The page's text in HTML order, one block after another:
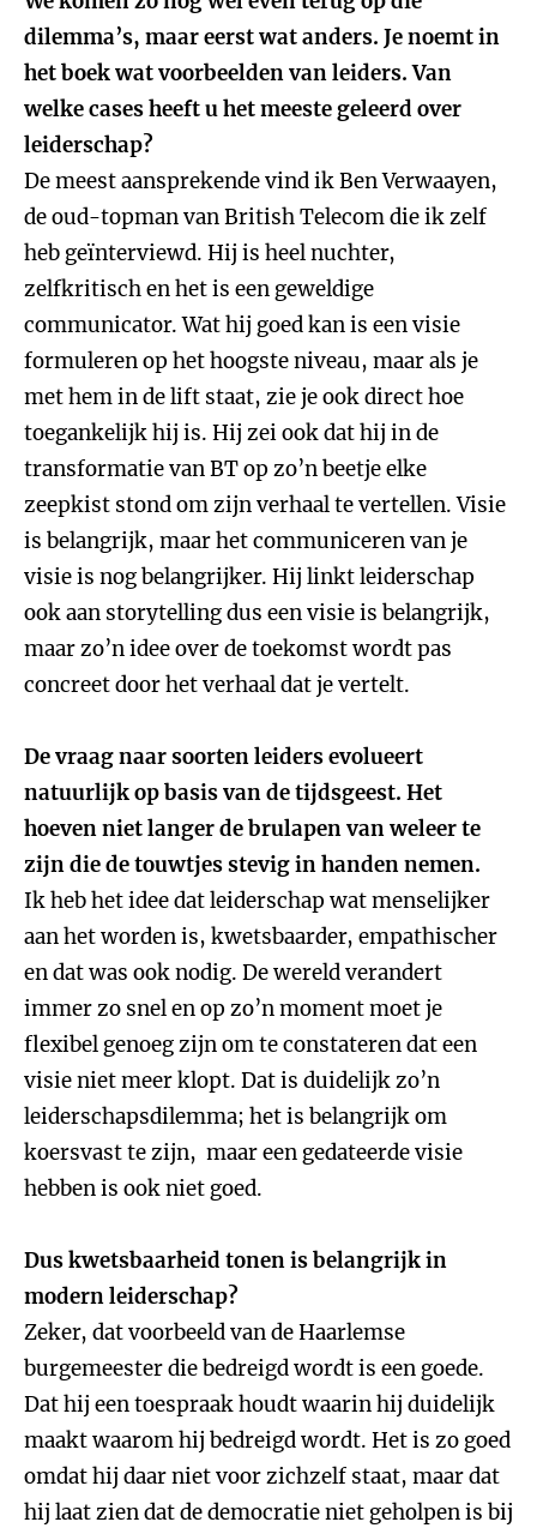
dilemma’s, maar eerst wat anders. Je noemt in
het boek wat voorbeelden van leiders. Van
welke cases heeft u het meeste geleerd over
leiderschap?
De meest aansprekende vind ik Ben Verwaayen,
de oud-topman van British Telecom die ik zelf
heb geïnterviewd. Hij is heel nuchter,
zelfkritisch en het is een geweldige
communicator. Wat hij goed kan is een visie
formuleren op het hoogste niveau, maar als je
met hem in de lift staat, zie je ook direct hoe
toegankelijk hij is. Hij zei ook dat hij in de
transformatie van BT op zo’n beetje elke
zeepkist stond om zijn verhaal te vertellen. Visie
is belangrijk, maar het communiceren van je
visie is nog belangrijker. Hij linkt leiderschap
ook aan storytelling dus een visie is belangrijk,
maar zo’n idee over de toekomst wordt pas
concreet door het verhaal dat je vertelt.
De vraag naar soorten leiders evolueert
natuurlijk op basis van de tijdsgeest. Het
hoeven niet langer de brulapen van weleer te
zijn die de touwtjes stevig in handen nemen.
Ik heb het idee dat leiderschap wat menselijker
aan het worden is, kwetsbaarder, empathischer
en dat was ook nodig. De wereld verandert
immer zo snel en op zo’n moment moet je
flexibel genoeg zijn om te constateren dat een
visie niet meer klopt. Dat is duidelijk zo’n
leiderschapsdilemma; het is belangrijk om
koersvast te zijn, maar een gedateerde visie
hebben is ook niet goed.
Dus kwetsbaarheid tonen is belangrijk in
modern leiderschap?
Zeker, dat voorbeeld van de Haarlemse
burgemeester die bedreigd wordt is een goede.
Dat hij een toespraak houdt waarin hij duidelijk
maakt waarom hij bedreigd wordt. Het is zo goed
omdat hij daar niet voor zichzelf staat, maar dat
hij laat zien dat de democratie niet geholpen is bij